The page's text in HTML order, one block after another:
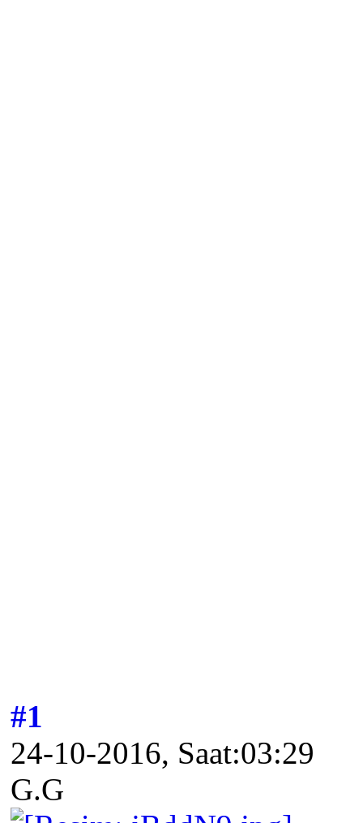
#1
24-10-2016, Saat:03:29
G.G